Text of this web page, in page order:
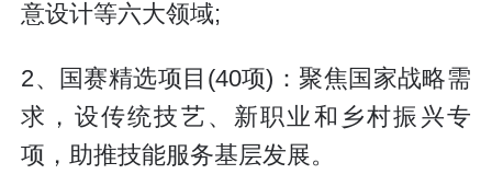
意设计等六大领域;
2、国赛精选项目(40项)：聚焦国家战略需
求，设传统技艺、新职业和乡村振兴专
项，助推技能服务基层发展。